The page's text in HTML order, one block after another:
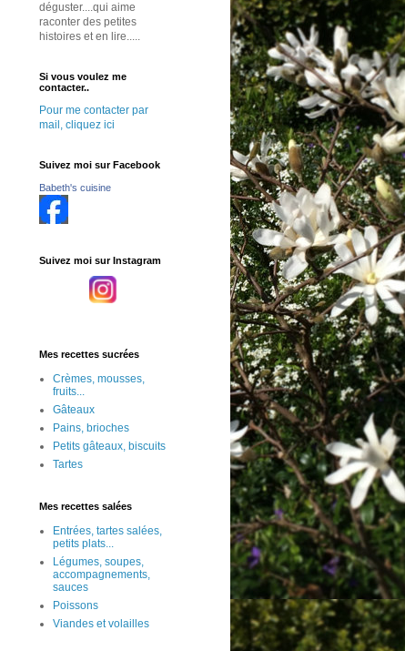
déguster....qui aime
raconter des petites
histoires et en lire.....
Si vous voulez me
contacter..
Pour me contacter par
mail, cliquez ici
Suivez moi sur Facebook
Babeth's cuisine
Suivez moi sur Instagram
Mes recettes sucrées
Crèmes, mousses,
fruits...
Gâteaux
Pains, brioches
Petits gâteaux, biscuits
Tartes
Mes recettes salées
Entrées, tartes salées,
petits plats...
Légumes, soupes,
accompagnements,
sauces
Poissons
Viandes et volailles